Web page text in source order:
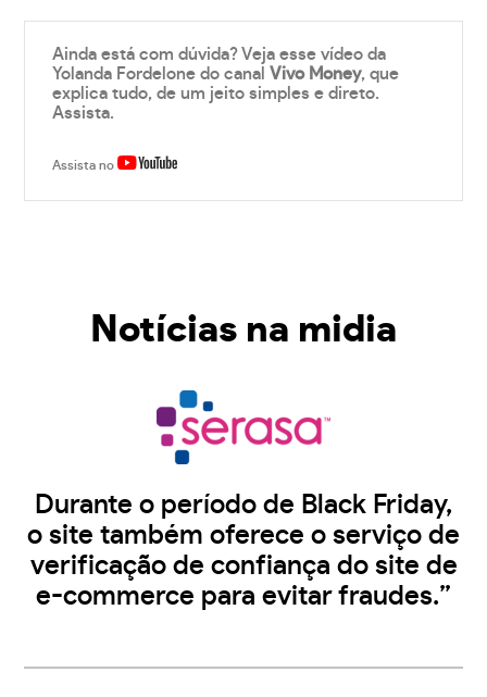
Ainda está com dúvida? Veja esse vídeo da
Yolanda Fordelone do canalVivo Money, que
explica tudo, de um jeito simples e direto.
Assista.
Assista no
Notícias na midia
Durante o período de Black Friday,
o site também oferece o serviço de
verificação de confiança do site de
e-commerce para evitar fraudes.”